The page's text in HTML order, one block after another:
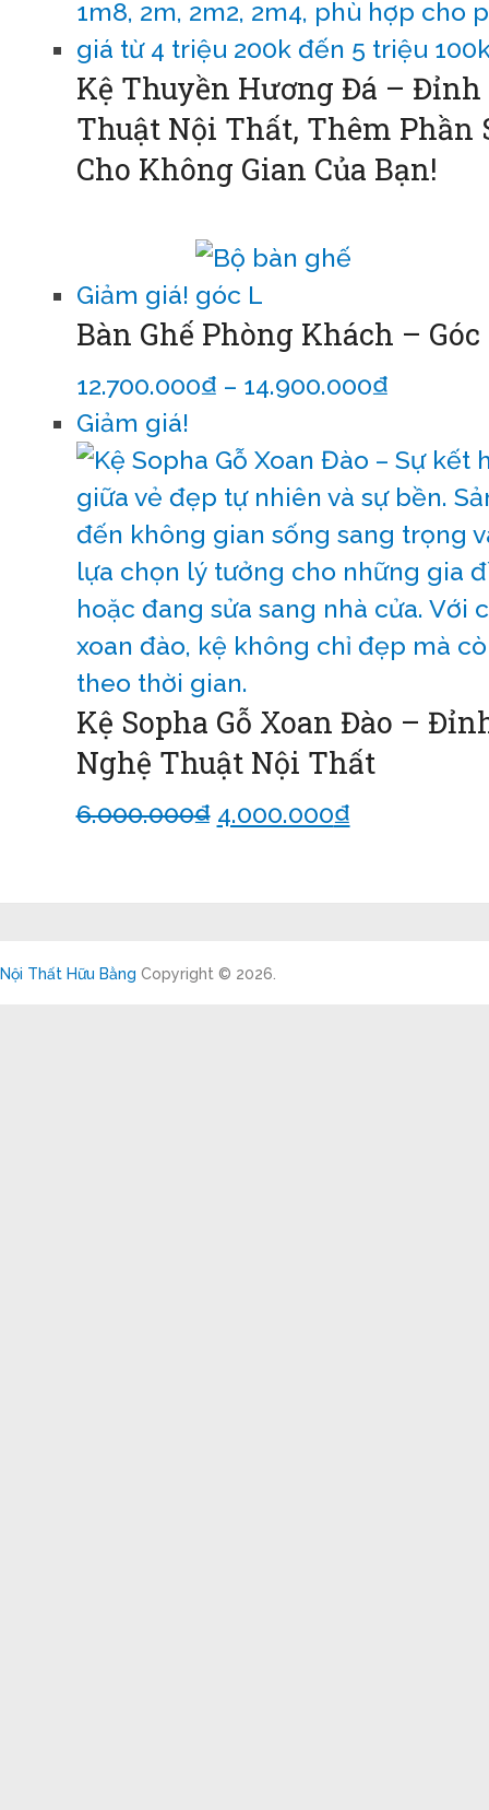
Kệ Thuyền Hương Đá – Đỉnh
Thuật Nội Thất, Thêm Phần
Cho Không Gian Của Bạn!
Giảm giá!
Bàn Ghế Phòng Khách –
12.700.000₫ – 14.900.000₫
Giảm giá!
Kệ Sopha Gỗ Xoan Đào –
Nghệ Thuật Nội Thất
6.000.000₫ 4.000.000₫
Nội Thất Hữu Bằng Copyright © 2026.